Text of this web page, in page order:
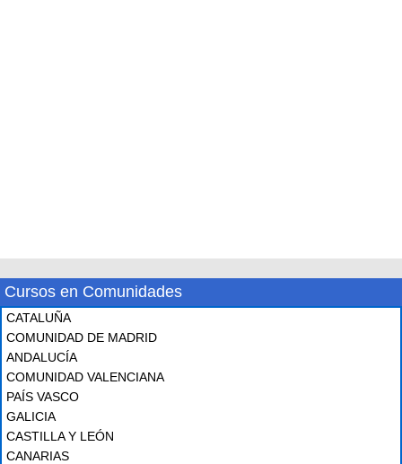
Cursos en Comunidades
CATALUÑA
COMUNIDAD DE MADRID
ANDALUCÍA
COMUNIDAD VALENCIANA
PAÍS VASCO
GALICIA
CASTILLA Y LEÓN
CANARIAS